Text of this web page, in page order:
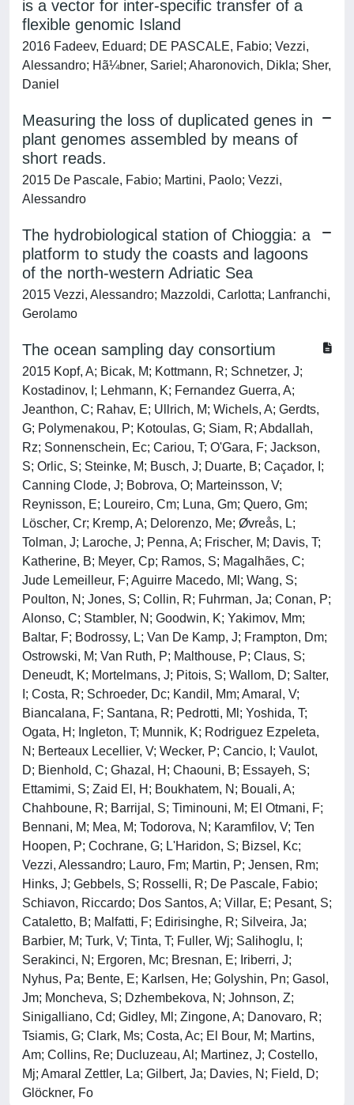
is a vector for inter-specific transfer of a
flexible genomic Island
2016 Fadeev, Eduard; DE PASCALE, Fabio; Vezzi,
Alessandro; Hã¼bner, Sariel; Aharonovich, Dikla; Sher,
Daniel
Measuring the loss of duplicated genes in
plant genomes assembled by means of
short reads.
2015 De Pascale, Fabio; Martini, Paolo; Vezzi,
Alessandro
The hydrobiological station of Chioggia: a
platform to study the coasts and lagoons
of the north-western Adriatic Sea
2015 Vezzi, Alessandro; Mazzoldi, Carlotta; Lanfranchi,
Gerolamo
The ocean sampling day consortium
2015 Kopf, A; Bicak, M; Kottmann, R; Schnetzer, J;
Kostadinov, I; Lehmann, K; Fernandez Guerra, A;
Jeanthon, C; Rahav, E; Ullrich, M; Wichels, A; Gerdts,
G; Polymenakou, P; Kotoulas, G; Siam, R; Abdallah,
Rz; Sonnenschein, Ec; Cariou, T; O'Gara, F; Jackson,
S; Orlic, S; Steinke, M; Busch, J; Duarte, B; Caçador, I;
Canning Clode, J; Bobrova, O; Marteinsson, V;
Reynisson, E; Loureiro, Cm; Luna, Gm; Quero, Gm;
Löscher, Cr; Kremp, A; Delorenzo, Me; Øvreås, L;
Tolman, J; Laroche, J; Penna, A; Frischer, M; Davis, T;
Katherine, B; Meyer, Cp; Ramos, S; Magalhães, C;
Jude Lemeilleur, F; Aguirre Macedo, Ml; Wang, S;
Poulton, N; Jones, S; Collin, R; Fuhrman, Ja; Conan, P;
Alonso, C; Stambler, N; Goodwin, K; Yakimov, Mm;
Baltar, F; Bodrossy, L; Van De Kamp, J; Frampton, Dm;
Ostrowski, M; Van Ruth, P; Malthouse, P; Claus, S;
Deneudt, K; Mortelmans, J; Pitois, S; Wallom, D; Salter,
I; Costa, R; Schroeder, Dc; Kandil, Mm; Amaral, V;
Biancalana, F; Santana, R; Pedrotti, Ml; Yoshida, T;
Ogata, H; Ingleton, T; Munnik, K; Rodriguez Ezpeleta,
N; Berteaux Lecellier, V; Wecker, P; Cancio, I; Vaulot,
D; Bienhold, C; Ghazal, H; Chaouni, B; Essayeh, S;
Ettamimi, S; Zaid El, H; Boukhatem, N; Bouali, A;
Chahboune, R; Barrijal, S; Timinouni, M; El Otmani, F;
Bennani, M; Mea, M; Todorova, N; Karamfilov, V; Ten
Hoopen, P; Cochrane, G; L'Haridon, S; Bizsel, Kc;
Vezzi, Alessandro; Lauro, Fm; Martin, P; Jensen, Rm;
Hinks, J; Gebbels, S; Rosselli, R; De Pascale, Fabio;
Schiavon, Riccardo; Dos Santos, A; Villar, E; Pesant, S;
Cataletto, B; Malfatti, F; Edirisinghe, R; Silveira, Ja;
Barbier, M; Turk, V; Tinta, T; Fuller, Wj; Salihoglu, I;
Serakinci, N; Ergoren, Mc; Bresnan, E; Iriberri, J;
Nyhus, Pa; Bente, E; Karlsen, He; Golyshin, Pn; Gasol,
Jm; Moncheva, S; Dzhembekova, N; Johnson, Z;
Sinigalliano, Cd; Gidley, Ml; Zingone, A; Danovaro, R;
Tsiamis, G; Clark, Ms; Costa, Ac; El Bour, M; Martins,
Am; Collins, Re; Ducluzeau, Al; Martinez, J; Costello,
Mj; Amaral Zettler, La; Gilbert, Ja; Davies, N; Field, D;
Glöckner, Fo